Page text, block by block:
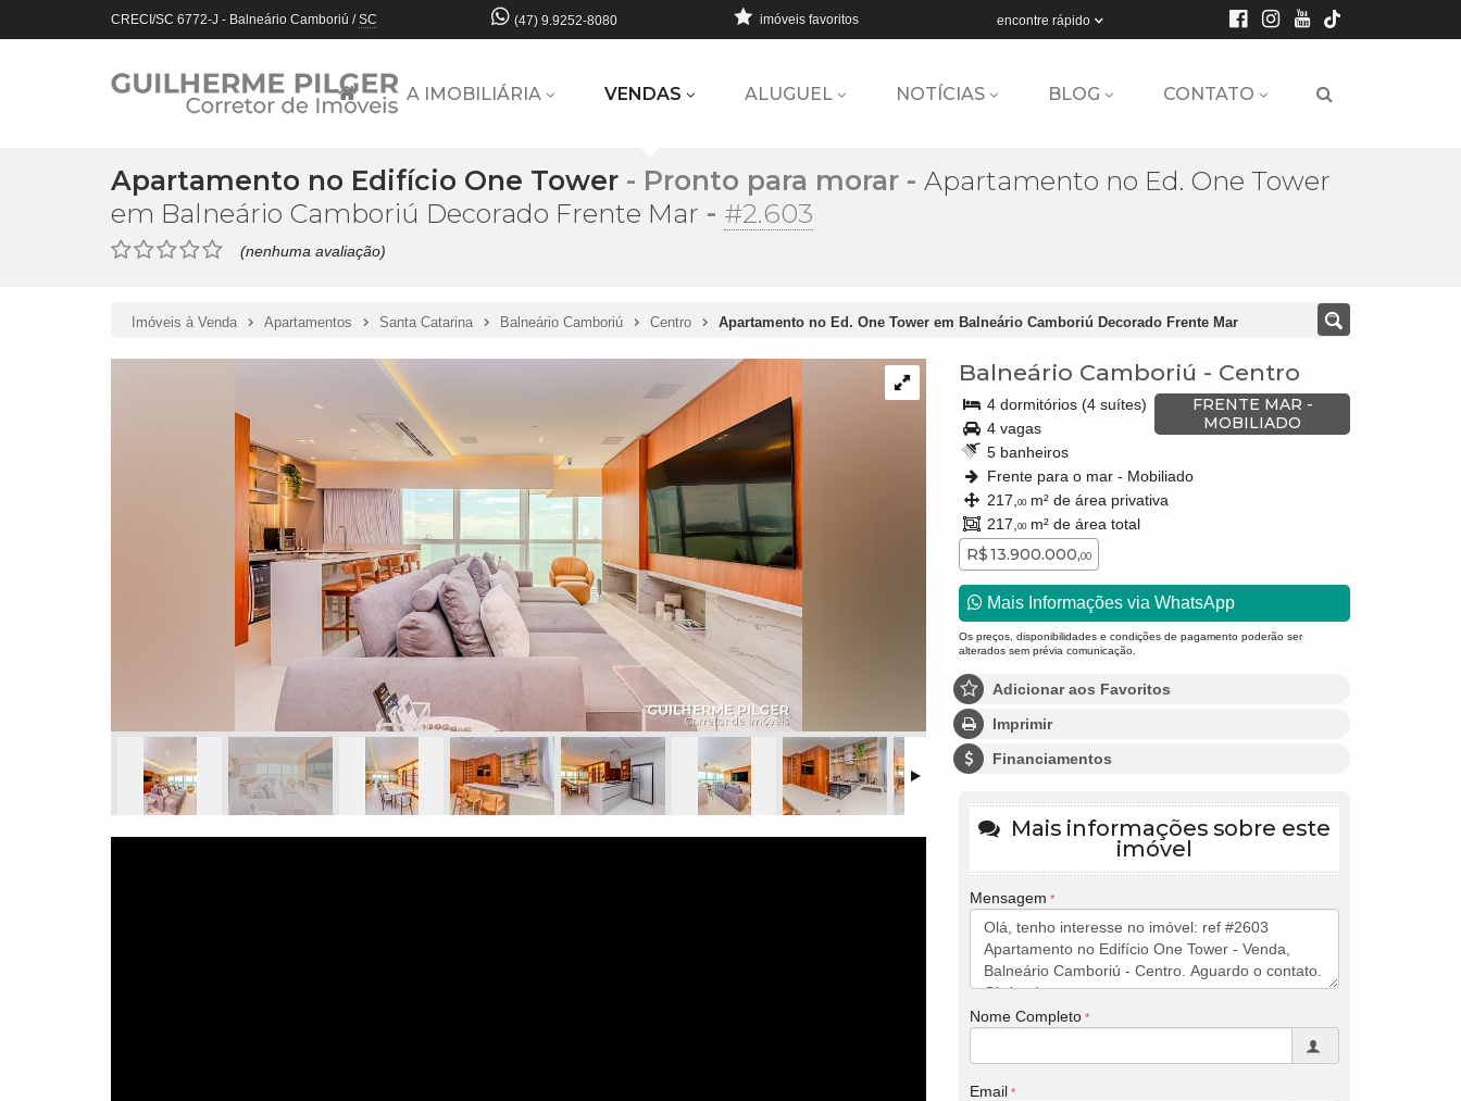
CRECI/SC 6772-J - Balneário Camboriú /SC (47) 9.9252-8080 encontre rápido
imóveis favoritos
A IMOBILIÁRIA VENDAS ALUGUEL NOTÍCIAS BLOG CONTATO
Apartamento no Edifício One Tower - Pronto para morar - Apartamento no Ed. One Tower
em Balneário Camboriú Decorado Frente Mar - #2.603
(nenhuma avaliação)
Imóveis à Venda Apartamentos Santa Catarina Balneário Camboriú Centro Apartamento no Ed. One Tower em Balneário Camboriú Decorado Frente Mar
Balneário Camboriú - Centro
FRENTE MAR -
MOBILIADO
4 dormitórios (4 suítes)
4 vagas
5 banheiros
Frente para o mar - Mobiliado
217, 00m² de área privativa
217, 00m² de área total
R$ 13.900.000,00
Mais Informações via WhatsApp
Os preços, disponibilidades e condições de pagamento poderão ser
alterados sem prévia comunicação.
Adicionar aos Favoritos
Imprimir
Financiamentos
Mais informações sobre este
imóvel
Mensagem
Nome Completo
Email